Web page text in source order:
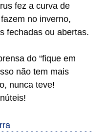
fez a curva de
no inverno,
fechadas ou abertas.
do “fique em
não tem mais
nunca teve!